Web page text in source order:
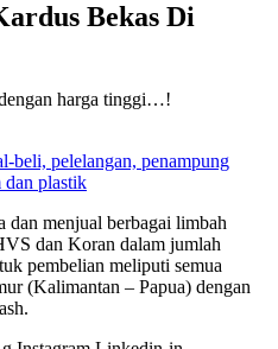
Bekas Di
harga tinggi…!
menjual berbagai limbah
dan Koran dalam jumlah
pembelian meliputi semua
(Kalimantan – Papua) dengan